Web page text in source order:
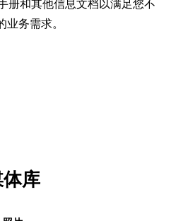
册和其他信息文档以满足您不
业务需求。
库